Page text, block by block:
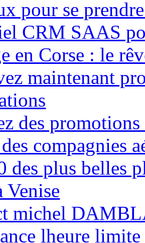
pour se
CRM SAAS
en Corse : le
maintenant
des
compagnies
des plus belles
Venise
michel
lheure limite